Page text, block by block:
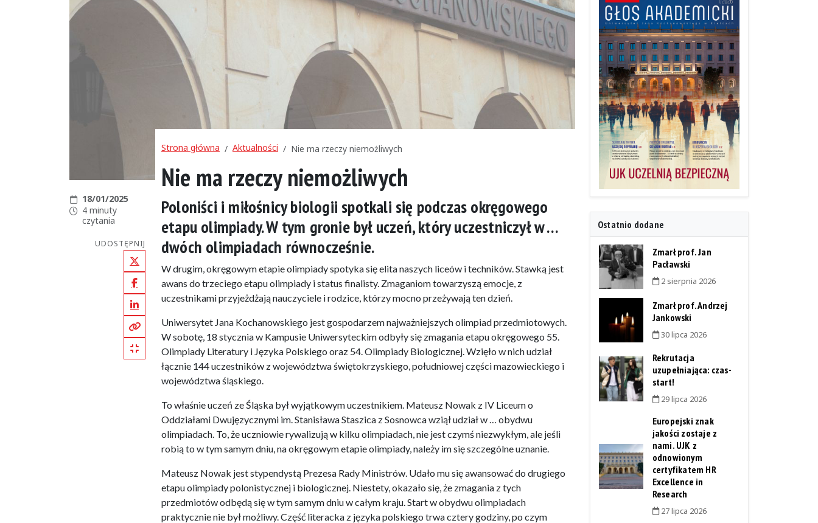
Data publikacji:
18/01/2025
Czas czytania:
4 minuty
czytania
UDOSTĘPNIJ
X (Twitter)
Facebook
LinkedIn
Kopiuj pełny link
Kopiuj krótki link
Strona główna Aktualności Nie ma rzeczy niemożliwych
Nie ma rzeczy niemożliwych
Poloniści i miłośnicy biologii spotkali się podczas okręgowego
etapu olimpiady. W tym gronie był uczeń, który uczestniczył w …
dwóch olimpiadach równocześnie.
W drugim, okręgowym etapie olimpiady spotyka się elita naszych liceów i techników. Stawką jest
awans do trzeciego etapu olimpiady i status finalisty. Zmaganiom towarzyszą emocje, z
uczestnikami przyjeżdżają nauczyciele i rodzice, którzy mocno przeżywają ten dzień.
Uniwersytet Jana Kochanowskiego jest gospodarzem najważniejszych olimpiad przedmiotowych.
W sobotę, 18 stycznia w Kampusie Uniwersyteckim odbyły się zmagania etapu okręgowego 55.
Olimpiady Literatury i Języka Polskiego oraz 54. Olimpiady Biologicznej. Wzięło w nich udział
łącznie 144 uczestników z województwa świętokrzyskiego, południowej części mazowieckiego i
województwa śląskiego.
To właśnie uczeń ze Śląska był wyjątkowym uczestnikiem. Mateusz Nowak z IV Liceum o
Oddziałami Dwujęzycznymi im. Stanisława Staszica z Sosnowca wziął udział w … obydwu
olimpiadach. To, że uczniowie rywalizują w kilku olimpiadach, nie jest czymś niezwykłym, ale jeśli
robią to w tym samym dniu, na okręgowym etapie olimpiady, należy im się szczególne uznanie.
Mateusz Nowak jest stypendystą Prezesa Rady Ministrów. Udało mu się awansować do drugiego
etapu olimpiady polonistycznej i biologicznej. Niestety, okazało się, że zmagania z tych
przedmiotów odbędą się w tym samym dniu w całym kraju. Start w obydwu olimpiadach
praktycznie nie był możliwy. Część literacka z języka polskiego trwa cztery godziny, po czym
Ostatnio dodane
Zmarł prof. Jan
Pacławski
2 sierpnia 2026
Zmarł prof. Andrzej
Jankowski
30 lipca 2026
Rekrutacja
uzupełniająca: czas-
start!
29 lipca 2026
Europejski znak
jakości zostaje z
nami. UJK z
odnowionym
certyfikatem HR
Excellence in
Research
27 lipca 2026